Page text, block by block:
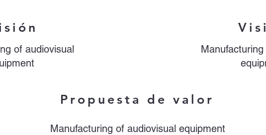
of audiovisual
Propuesta de valor
Manufacturing of audiovisual equipment